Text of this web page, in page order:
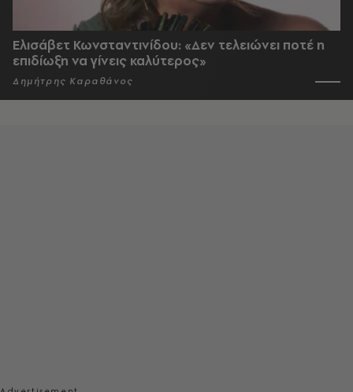
Ελισάβετ Κωνσταντινίδου: «Δεν τελειώνει ποτέ η
επιδίωξη να γίνεις καλύτερος»
Δημήτρης Καραθάνος